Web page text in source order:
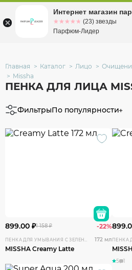
Омскул.
Главная Каталог Лицо
Missha
ПЕНКА ДЛЯ ЛИЦА
ФильтрыПо популярности
899.00 ₽1 158 ₽ -22%
ПЕНКА ДЛЯ УМЫВАНИЯ С ЗЕЛЕНЫМ ЧАЕМ 172 мл
MISSHA Creamy Latte
5 1
Интернет магазин
☆☆☆☆☆
★★★★★ (23) звезды
Парфюм-Лидер